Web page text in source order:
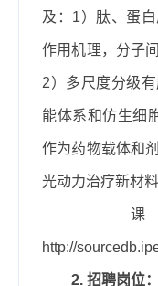
及： 1）肽、蛋
作用机理，分子
2）多尺度分级
能体系和仿生细
作为药物载体和
光动力治疗新材
http://
2. 招聘岗位：